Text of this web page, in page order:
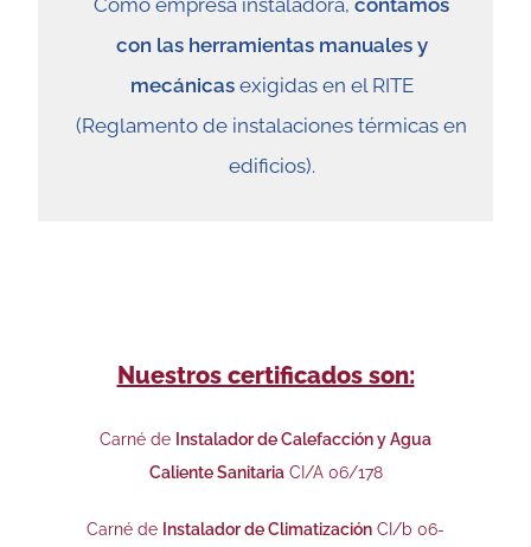
Como empresa instaladora, contamos
con las herramientas manuales y
mecánicasexigidas en el RITE
(Reglamento de instalaciones térmicas en
edificios).
Nuestros certificados son:
Carné de Instalador de Calefacción y Agua
Caliente SanitariaCI/A 06/178
Carné de Instalador de Climatización CI/b 06-